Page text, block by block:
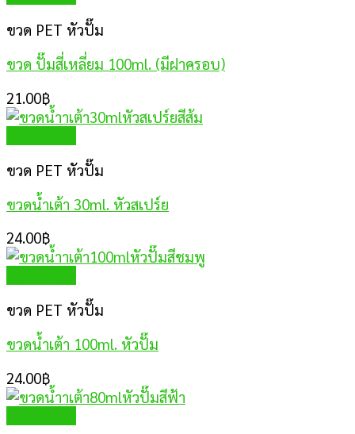
ขวด PET หัวปั๊ม
ขวด ปั๊มสี่เหลี่ยม 100ml. (มีฝาครอบ)
21.00฿
ขวด PET หัวปั๊ม
ขวดน้ำเต้า 30ml. หัวสเปร์ย
24.00฿
ขวด PET หัวปั๊ม
ขวดน้ำเต้า 100ml. หัวปั๊ม
24.00฿